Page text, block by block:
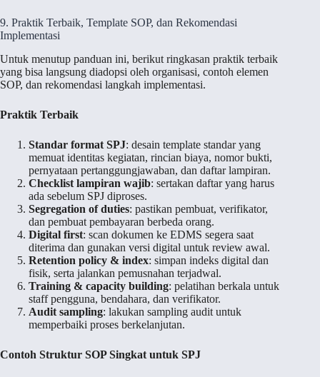
9. Praktik Terbaik, Template SOP, dan Rekomendasi
Implementasi
Untuk menutup panduan ini, berikut ringkasan praktik terbaik
yang bisa langsung diadopsi oleh organisasi, contoh elemen
SOP, dan rekomendasi langkah implementasi.
Praktik Terbaik
Standar format SPJ: desain template standar yang
memuat identitas kegiatan, rincian biaya, nomor bukti,
pernyataan pertanggungjawaban, dan daftar lampiran.
Checklist lampiran wajib: sertakan daftar yang harus
ada sebelum SPJ diproses.
Segregation of duties: pastikan pembuat, verifikator,
dan pembuat pembayaran berbeda orang.
Digital first: scan dokumen ke EDMS segera saat
diterima dan gunakan versi digital untuk review awal.
Retention policy & index: simpan indeks digital dan
fisik, serta jalankan pemusnahan terjadwal.
Training & capacity building: pelatihan berkala untuk
staff pengguna, bendahara, dan verifikator.
Audit sampling: lakukan sampling audit untuk
memperbaiki proses berkelanjutan.
Contoh Struktur SOP Singkat untuk SPJ